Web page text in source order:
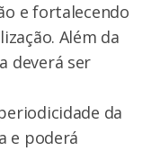
e fortalecendo
Além da
deverá ser
da
e poderá